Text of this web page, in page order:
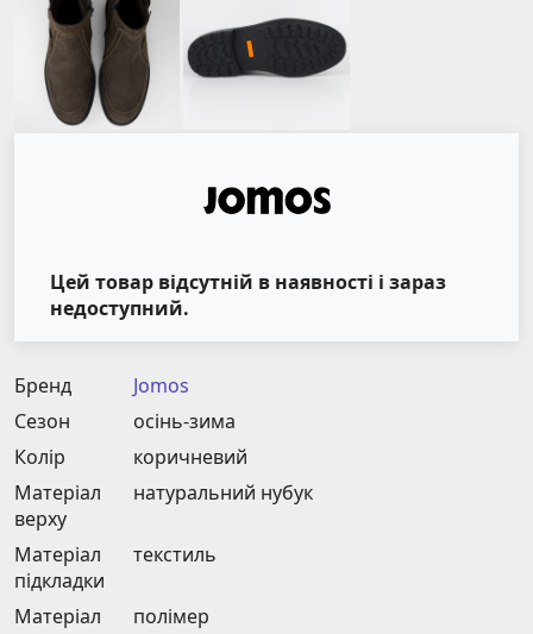
Цей товар відсутній в наявності і зараз
недоступний.
Бренд
Jomos
Сезон
осінь-зима
Колір
коричневий
Матеріал
верху
натуральний нубук
Матеріал
підкладки
текстиль
Матеріал
полімер